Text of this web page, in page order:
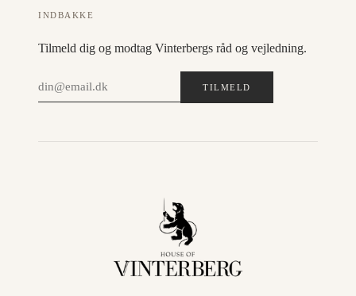
INDBAKKE
Tilmeld dig og modtag Vinterbergs råd og vejledning.
TILMELD